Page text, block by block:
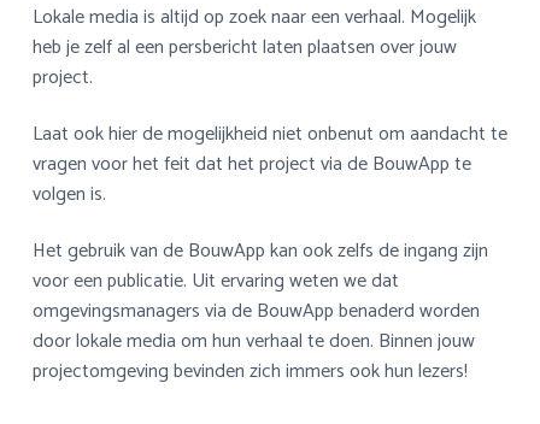
Lokale media is altijd op zoek naar een verhaal. Mogelijk
heb je zelf al een persbericht laten plaatsen over jouw
project.
Laat ook hier de mogelijkheid niet onbenut om aandacht te
vragen voor het feit dat het project via de BouwApp te
volgen is.
Het gebruik van de BouwApp kan ook zelfs de ingang zijn
voor een publicatie. Uit ervaring weten we dat
omgevingsmanagers via de BouwApp benaderd worden
door lokale media om hun verhaal te doen. Binnen jouw
projectomgeving bevinden zich immers ook hun lezers!